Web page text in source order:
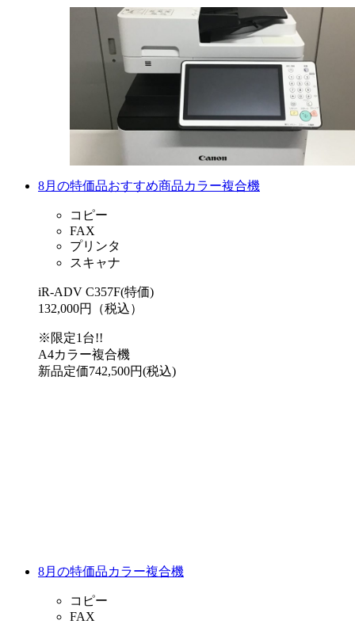
8月の特価品おすすめ商品カラー複合機
コピー
FAX
プリンタ
スキャナ
iR-ADV C357F(特価)
132,000円（税込）
※限定1台!!
A4カラー複合機
新品定価742,500円(税込)
8月の特価品カラー複合機
コピー
FAX